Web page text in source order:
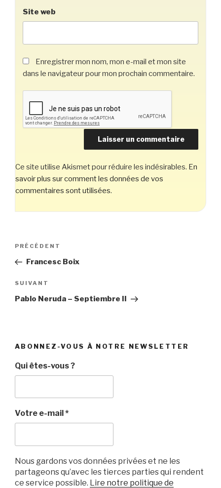
Site web
Enregistrer mon nom, mon e-mail et mon site
dans le navigateur pour mon prochain commentaire.
Ce site utilise Akismet pour réduire les indésirables. En
savoir plus sur comment les données de vos
commentaires sont utilisées.
Navigation
l’article
Article
précédent
PRÉCÉDENT
Francesc Boix
Article
suivant
SUIVANT
Pablo Neruda – Septiembre II
ABONNEZ-VOUS À NOTRE NEWSLETTER
Qui êtes-vous ?
Votre e-mail *
Nous gardons vos données privées et ne les
partageons qu’avec les tierces parties qui rendent
ce service possible. Lire notre politique de